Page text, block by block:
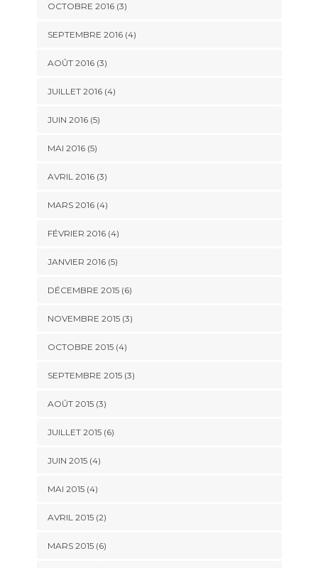
OCTOBRE 2016(3)
SEPTEMBRE 2016(4)
AOÛT 2016(3)
JUILLET 2016(4)
JUIN 2016(5)
MAI 2016(5)
AVRIL 2016(3)
MARS 2016(4)
FÉVRIER 2016(4)
JANVIER 2016(5)
DÉCEMBRE 2015(6)
NOVEMBRE 2015(3)
OCTOBRE 2015(4)
SEPTEMBRE 2015(3)
AOÛT 2015(3)
JUILLET 2015(6)
JUIN 2015(4)
MAI 2015(4)
AVRIL 2015(2)
MARS 2015(6)